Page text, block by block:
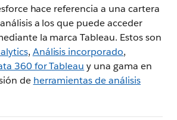
hace referencia a una cartera
a los que puede acceder
la marca Tableau. Estos son
, Análisis incorporado,
360 for Tableau y una gama en
de herramientas de análisis